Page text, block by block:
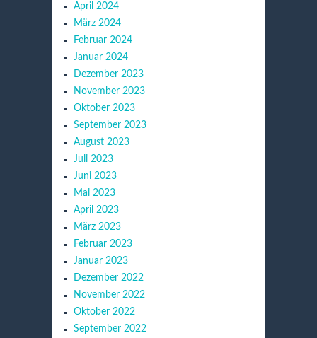
April 2024
März 2024
Februar 2024
Januar 2024
Dezember 2023
November 2023
Oktober 2023
September 2023
August 2023
Juli 2023
Juni 2023
Mai 2023
April 2023
März 2023
Februar 2023
Januar 2023
Dezember 2022
November 2022
Oktober 2022
September 2022